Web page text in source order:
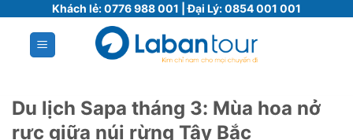
Khách lẻ:0776 988 001 | Đại Lý:0854 001 001
Du lịch Sapa tháng 3: Mùa hoa nở
rực giữa núi rừng Tây Bắc